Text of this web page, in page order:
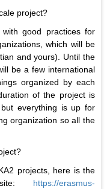
project?
good practices for
which will be
and yours). Until the
be a few international
organized by each
of the project is
everything is up for
organization so all the
projects, here is the
https://erasmus-